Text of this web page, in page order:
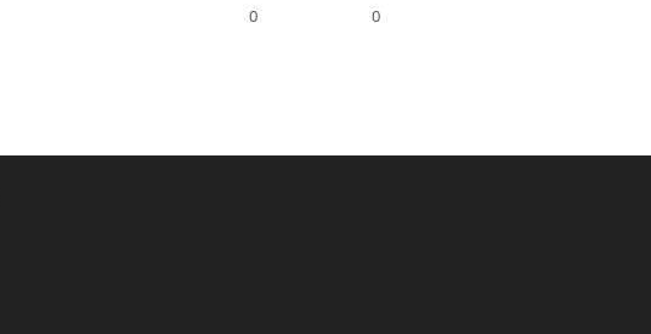
0 0